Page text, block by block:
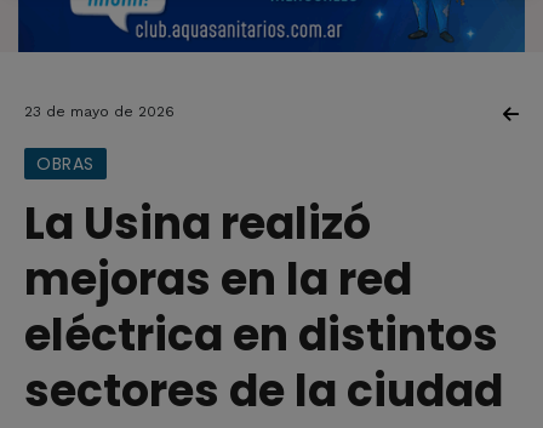
23 de mayo de 2026
OBRAS
La Usina realizó
mejoras en la red
eléctrica en distintos
sectores de la ciudad